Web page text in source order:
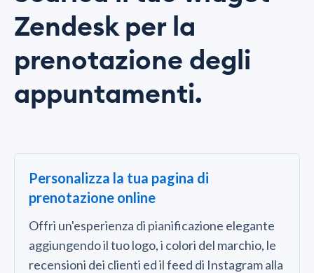
Zendesk per la
prenotazione degli
appuntamenti.
Personalizza la tua pagina di
prenotazione online
Offri un'esperienza di pianificazione elegante
aggiungendo il tuo logo, i colori del marchio, le
recensioni dei clienti ed il feed di Instagram alla